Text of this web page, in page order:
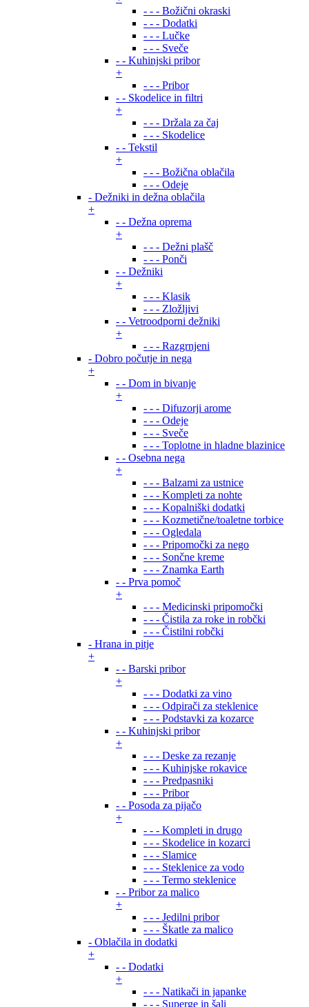
- - - Božični okraski
- - - Dodatki
- - - Lučke
- - - Sveče
- - Kuhinjski pribor
+
- - - Pribor
- - Skodelice in filtri
+
- - - Držala za čaj
- - - Skodelice
- - Tekstil
+
- - - Božična oblačila
- - - Odeje
- Dežniki in dežna oblačila
+
- - Dežna oprema
+
- - - Dežni plašč
- - - Ponči
- - Dežniki
+
- - - Klasik
- - - Zložljivi
- - Vetroodporni dežniki
+
- - - Razgrnjeni
- Dobro počutje in nega
+
- - Dom in bivanje
+
- - - Difuzorji arome
- - - Odeje
- - - Sveče
- - - Toplotne in hladne blazinice
- - Osebna nega
+
- - - Balzami za ustnice
- - - Kompleti za nohte
- - - Kopalniški dodatki
- - - Kozmetične/toaletne torbice
- - - Ogledala
- - - Pripomočki za nego
- - - Sončne kreme
- - - Znamka Earth
- - Prva pomoč
+
- - - Medicinski pripomočki
- - - Čistila za roke in robčki
- - - Čistilni robčki
- Hrana in pitje
+
- - Barski pribor
+
- - - Dodatki za vino
- - - Odpirači za steklenice
- - - Podstavki za kozarce
- - Kuhinjski pribor
+
- - - Deske za rezanje
- - - Kuhinjske rokavice
- - - Predpasniki
- - - Pribor
- - Posoda za pijačo
+
- - - Kompleti in drugo
- - - Skodelice in kozarci
- - - Slamice
- - - Steklenice za vodo
- - - Termo steklenice
- - Pribor za malico
+
- - - Jedilni pribor
- - - Škatle za malico
- Oblačila in dodatki
+
- - Dodatki
+
- - - Natikači in japanke
- - - Superge in šali